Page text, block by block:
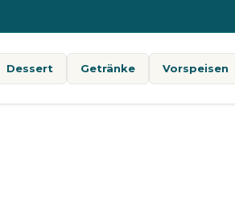
Dessert Getränke Vorspeisen